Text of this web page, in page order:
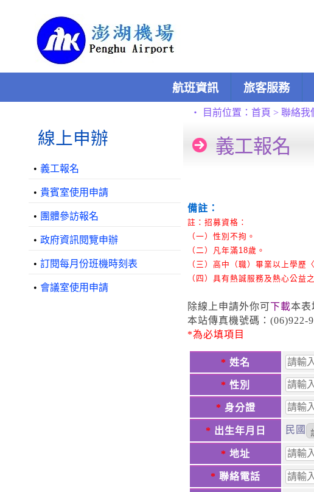
航班資訊 旅客服務
線上申辦
• 義工報名
• 貴賓室使用申請
• 團體參訪報名
• 政府資訊閱覽申辦
• 訂閱每月份班機時刻表
• 會議室使用申請
‧ 目前位置： 首頁 > 聯絡我
義工報名
備註：
註：招募資格：
（一）性別不拘。
（二）凡年滿18歲。
（三）高中（職）畢業以上學歷
（四）具有熱誠服務及熱心公益
除線上申請外你可下載本表
本站傳真機號碼：(06)922-
*為必填項目
* 姓名
* 性別
* 身分證
* 出生年月日 民國
* 地址
* 聯絡電話